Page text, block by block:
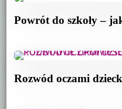
Powrót do szkoły –
Rozwód oczami